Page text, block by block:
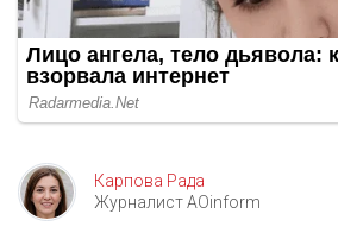
Карпова Рада
Журналист AOinform